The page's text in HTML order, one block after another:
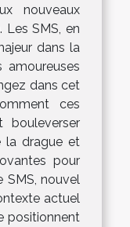
nouveaux
SMS, en
dans la
amoureuses
dans cet
ces
bouleverser
la drague et
pour
SMS, nouvel
actuel
positionnent